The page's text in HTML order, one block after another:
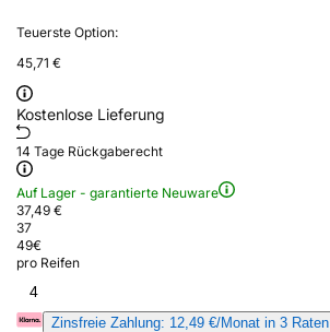
Teuerste Option:
45,71 €
Kostenlose Lieferung
14 Tage Rückgaberecht
Auf Lager - garantierte Neuware
37,49 €
37
49€
pro Reifen
4
Zinsfreie Zahlung: 12,49 €/Monat in 3 Raten